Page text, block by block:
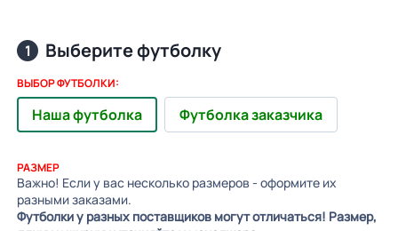
1 Выберите футболку
ВЫБОР ФУТБОЛКИ:
Наша футболка Футболка заказчика
РАЗМЕР
Важно! Если у вас несколько размеров - оформите их
разными заказами.
Футболки у разных поставщиков могут отличаться! Размер,